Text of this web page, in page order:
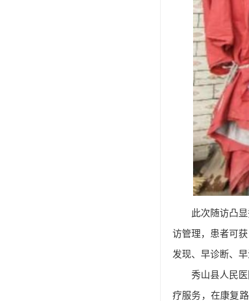
此次随访凸
访管理，患者可
发现、早诊断、早
秀山县人民医
疗服务，在康复